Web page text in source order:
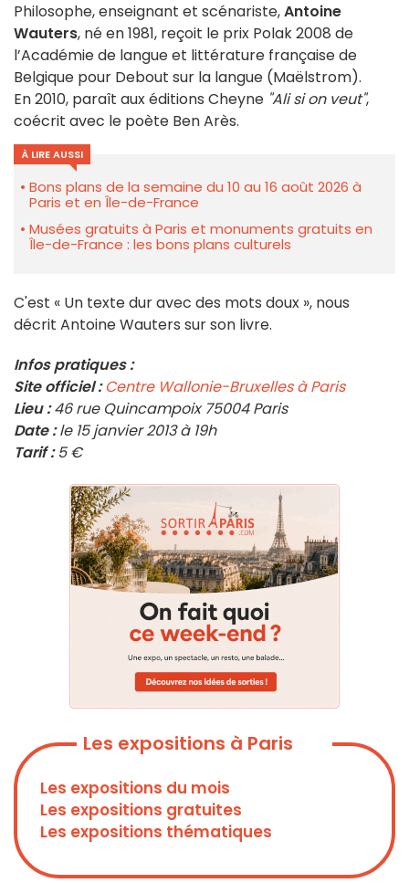
Philosophe, enseignant et scénariste,Antoine
Wauters, né en 1981, reçoit le prix Polak 2008 de
l’Académie de langue et littérature française de
Belgique pour Debout sur la langue (Maëlstrom).
En 2010, paraît aux éditions Cheyne "Ali si on veut",
coécrit avec le poète Ben Arès.
À LIRE AUSSI
Bons plans de la semaine du 10 au 16 août 2026 à
Paris et en Île-de-France
Musées gratuits à Paris et monuments gratuits en
Île-de-France : les bons plans culturels
C'est « Un texte dur avec des mots doux », nous
décrit Antoine Wauters sur son livre.
Infos pratiques :
Site officiel : Centre Wallonie-Bruxelles à Paris
Lieu :46 rue Quincampoix 75004 Paris
Date :le 15 janvier 2013 à 19h
Tarif :5 €
Les expositions à Paris
Les expositions du mois
Les expositions gratuites
Les expositions thématiques